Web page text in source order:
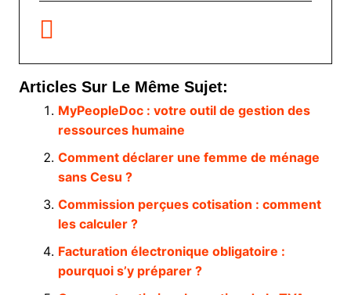
Articles Sur Le Même Sujet:
MyPeopleDoc : votre outil de gestion des
ressources humaine
Comment déclarer une femme de ménage
sans Cesu ?
Commission perçues cotisation : comment
les calculer ?
Facturation électronique obligatoire :
pourquoi s’y préparer ?